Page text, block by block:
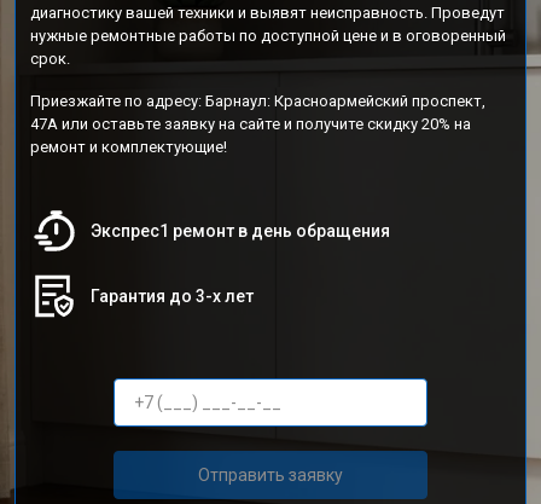
диагностику вашей техники и выявят неисправность. Проведут
нужные ремонтные работы по доступной цене и в оговоренный
срок.
Приезжайте по адресу: Барнаул: Красноармейский проспект,
47А или оставьте заявку на сайте и получите скидку 20% на
ремонт и комплектующие!
Экспрес1 ремонт в день обращения
Гарантия до 3-х лет
Отправить заявку